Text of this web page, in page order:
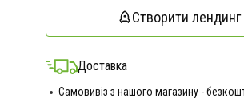
Створити лендинг
Доставка
Самовивіз з нашого магазину -